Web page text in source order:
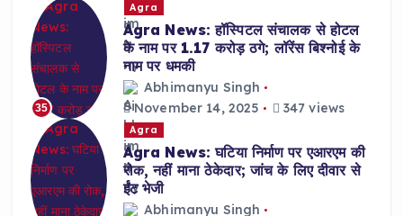
35
Agra
Agra News: हॉस्पिटल संचालक से होटल
के नाम पर 1.17 करोड़ ठगे; लॉरेंस बिश्नोई के
नाम पर धमकी
Abhimanyu Singh
November 14, 2025
347 views
Agra
Agra News: घटिया निर्माण पर एआरएम की
रोक, नहीं माना ठेकेदार; जांच के लिए दीवार से
ईंट भेजी
Abhimanyu Singh